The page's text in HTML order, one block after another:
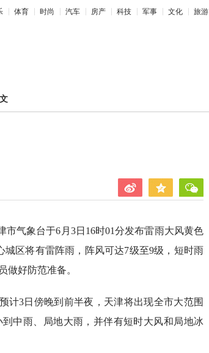
体育 时尚 汽车 房产 科技 军事 文化 旅游
市气象台于6月3日16时01分发布雷雨大风黄色
区将有雷阵雨，阵风可达7级至9级，短时雨
做好防范准备。
计3日傍晚到前半夜，天津将出现全市大范围
中雨、局地大雨，并伴有短时大风和局地冰